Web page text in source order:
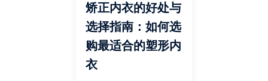
矫正内衣的好处与
选择指南：如何选
购最适合的塑形内
衣